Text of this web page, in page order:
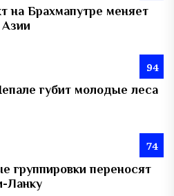
на Брахмапутре меняет
94
губит молодые леса
74
группировки переносят
Ланку